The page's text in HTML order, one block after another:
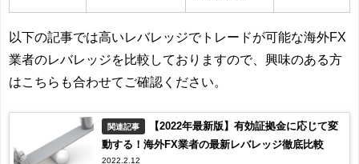
以下の記事では高いレバレッジでトレードが可能な海外FX
業者のレバレッジを比較しておりますので、興味のある方
はこちらも合わせてご確認ください。
関連記事
【2022年最新版】有効証拠金に応じて変
動する！海外FX業者の最新レバレッジ徹底比較
2022.2.12